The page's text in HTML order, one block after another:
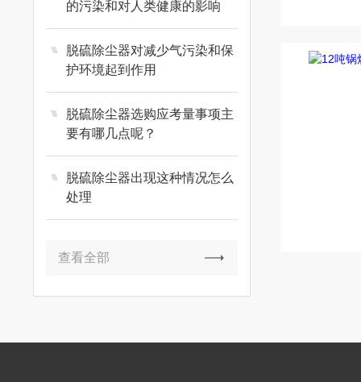
的污染和对人类健康的影响
脱硫除尘器对减少气污染和保
护环境起到作用
脱硫除尘器选购应考量事项主
要有哪几点呢？
脱硫除尘器出现这种情况怎么
处理
查看全部